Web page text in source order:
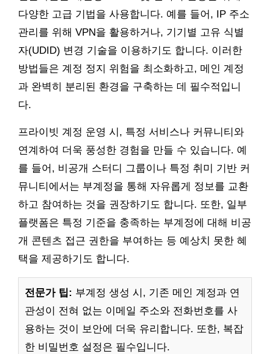
다양한 고급 기법을 사용합니다. 예를 들어, IP 주소
관리를 위해 VPN을 활용하거나, 기기별 고유 식별
자(UDID) 변경 기술을 이용하기도 합니다. 이러한
방법들은 계정 정지 위험을 최소화하고, 메인 계정
과 완벽히 분리된 환경을 구축하는 데 필수적입니
다.
프라이빗 계정 운영 시, 특정 서비스나 커뮤니티와
연계하여 더욱 풍성한 경험을 만들 수 있습니다. 예
를 들어, 비공개 스터디 그룹이나 특정 취미 기반 커
뮤니티에서는 부계정을 통해 자유롭게 정보를 교환
하고 참여하는 것을 권장하기도 합니다. 또한, 일부
플랫폼은 특정 기준을 충족하는 부계정에 대해 비공
개 콘텐츠 접근 권한을 부여하는 등 예상치 못한 혜
택을 제공하기도 합니다.
전문가 팁: 부계정 생성 시, 기존 메인 계정과 연
관성이 전혀 없는 이메일 주소와 전화번호를 사
용하는 것이 보안에 더욱 유리합니다. 또한, 복잡
한 비밀번호 설정은 필수입니다.